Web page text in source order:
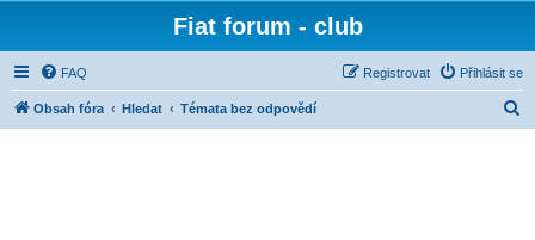
Fiat forum - club
FAQ Přihlásit se
Registrovat
Obsah fóra Hledat Témata bez odpovědí